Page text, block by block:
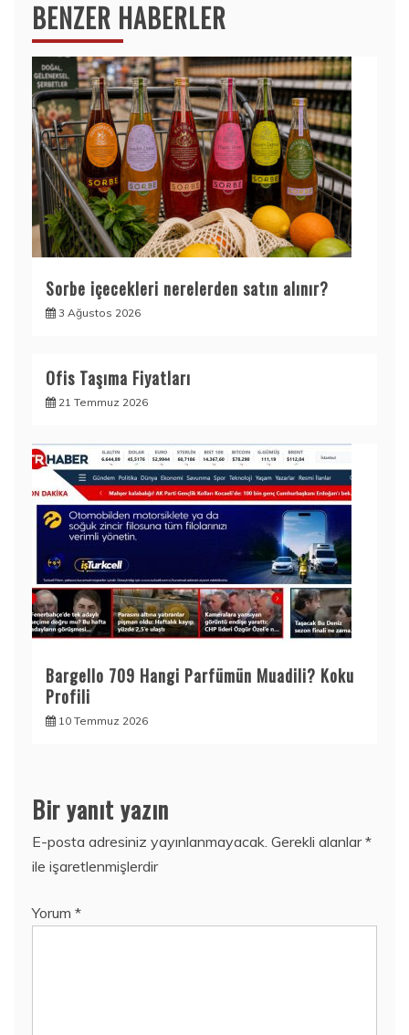
BENZER HABERLER
Sorbe içecekleri nerelerden satın alınır?
3 Ağustos 2026
Ofis Taşıma Fiyatları
21 Temmuz 2026
Bargello 709 Hangi Parfümün Muadili? Koku
Profili
10 Temmuz 2026
Bir yanıt yazın
E-posta adresiniz yayınlanmayacak. Gerekli alanlar*
ile işaretlenmişlerdir
Yorum *